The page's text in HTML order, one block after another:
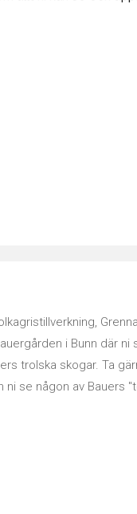
i Bunn där
trolska skogar. Ta
ni se någon av Bauers